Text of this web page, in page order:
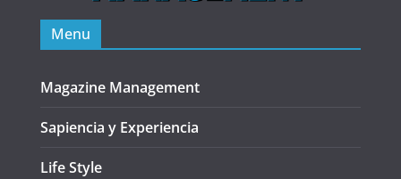
Menu
Magazine Management
Sapiencia y Experiencia
Life Style